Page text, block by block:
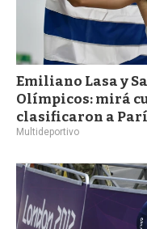
Emiliano Lasa y
Olímpicos: mirá
clasificaron a
Multideportivo